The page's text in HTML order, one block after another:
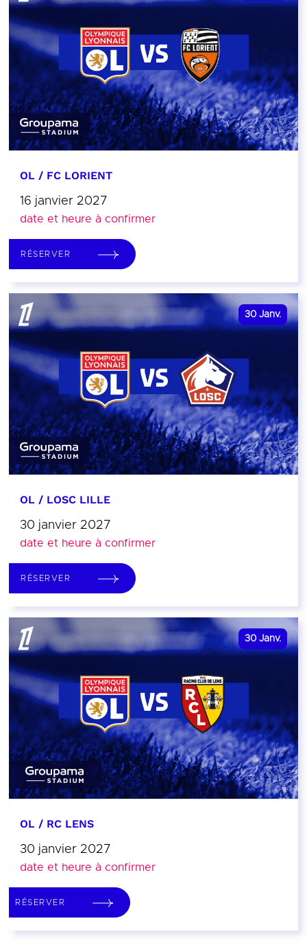
OL / FC LORIENT
16 janvier 2027
date et heure à confirmer
RÉSERVER
30 Janv.
OL / LOSC LILLE
30 janvier 2027
date et heure à confirmer
RÉSERVER
30 Janv.
OL / RC LENS
30 janvier 2027
date et heure à confirmer
RÉSERVER